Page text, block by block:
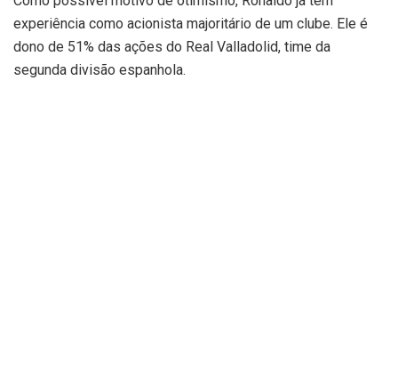
experiência como acionista majoritário de um clube. Ele é
dono de 51% das ações do Real Valladolid, time da
segunda divisão espanhola.